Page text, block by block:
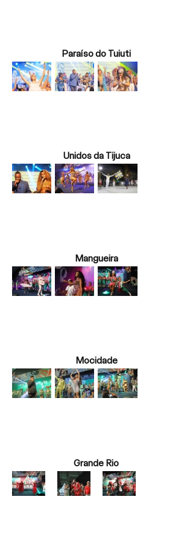
Paraíso do Tuiuti
Unidos da Tijuca
Mangueira
Mocidade
Grande Rio